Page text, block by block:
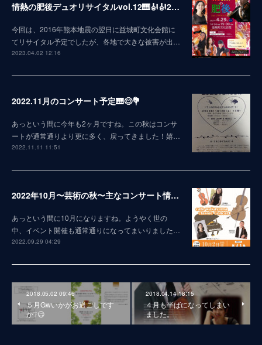
情熱の肥後デュオリサイタルvol.12🎹🎻🎻2023
今回は、2016年熊本地震の翌日に益城町文化会館に
てリサイタル予定でしたが、各地で大きな被害が出…
2023.04.02 12:16
2022.11月のコンサート予定🎹😊💐
あっという間に今年も2ヶ月ですね。この秋はコンサ
ートが通常通りより更に多く、戻ってきました！嬉…
2022.11.11 11:51
2022年10月〜芸術の秋〜主なコンサート情報😊
あっという間に10月になりますね。ようやく世の
中、イベント開催も通常通りになってまいりました…
2022.09.29 04:29
2018.05.02 09:46
５月Gwいかがお過ごしです
か❔😉
2018.04.14 18:15
４月も半ばになってしまい
ました。